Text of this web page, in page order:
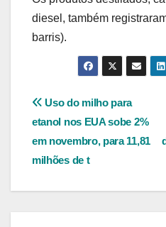
diesel, também
barris).
Navegação
de
Post
Uso do milho para
etanol nos EUA sobe 2%
em novembro, para 11,81
milhões de t